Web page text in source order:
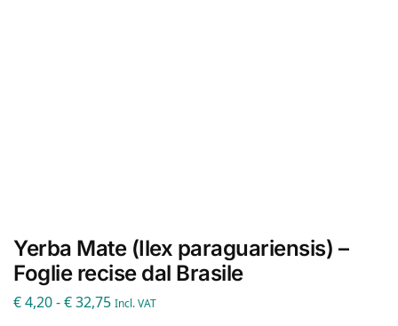
Yerba Mate (Ilex paraguariensis) –
Foglie recise dal Brasile
€4,20-€32,75 Incl. VAT